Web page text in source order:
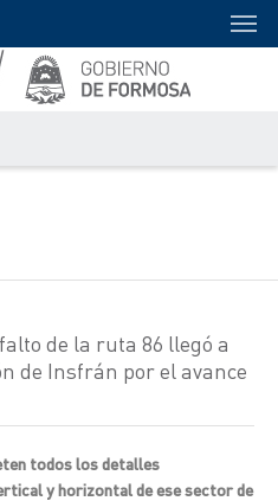
de la ruta 86 llegó a
de Insfrán por el avance
todos los detalles
y horizontal de ese sector de